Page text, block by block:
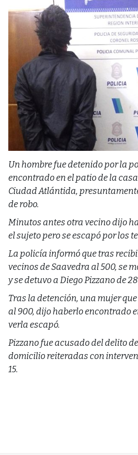
Un hombre fue detenido por la
encontrado en el patio de la
Ciudad Atlántida,
de robo.
Minutos antes otra vecino dijo
el sujeto pero se escapó por los
La policía informó que tras
vecinos de Saavedra al 500, se
y se detuvo a Diego Pizzano de
Tras la detención, una mujer
al 900, dijo haberlo encontrado
verla escapó.
Pizzano fue acusado del delito
domicilio reiteradas con
15.